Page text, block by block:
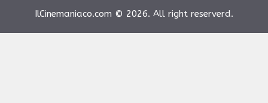
IlCinemaniaco.com © 2026. All right reserverd.